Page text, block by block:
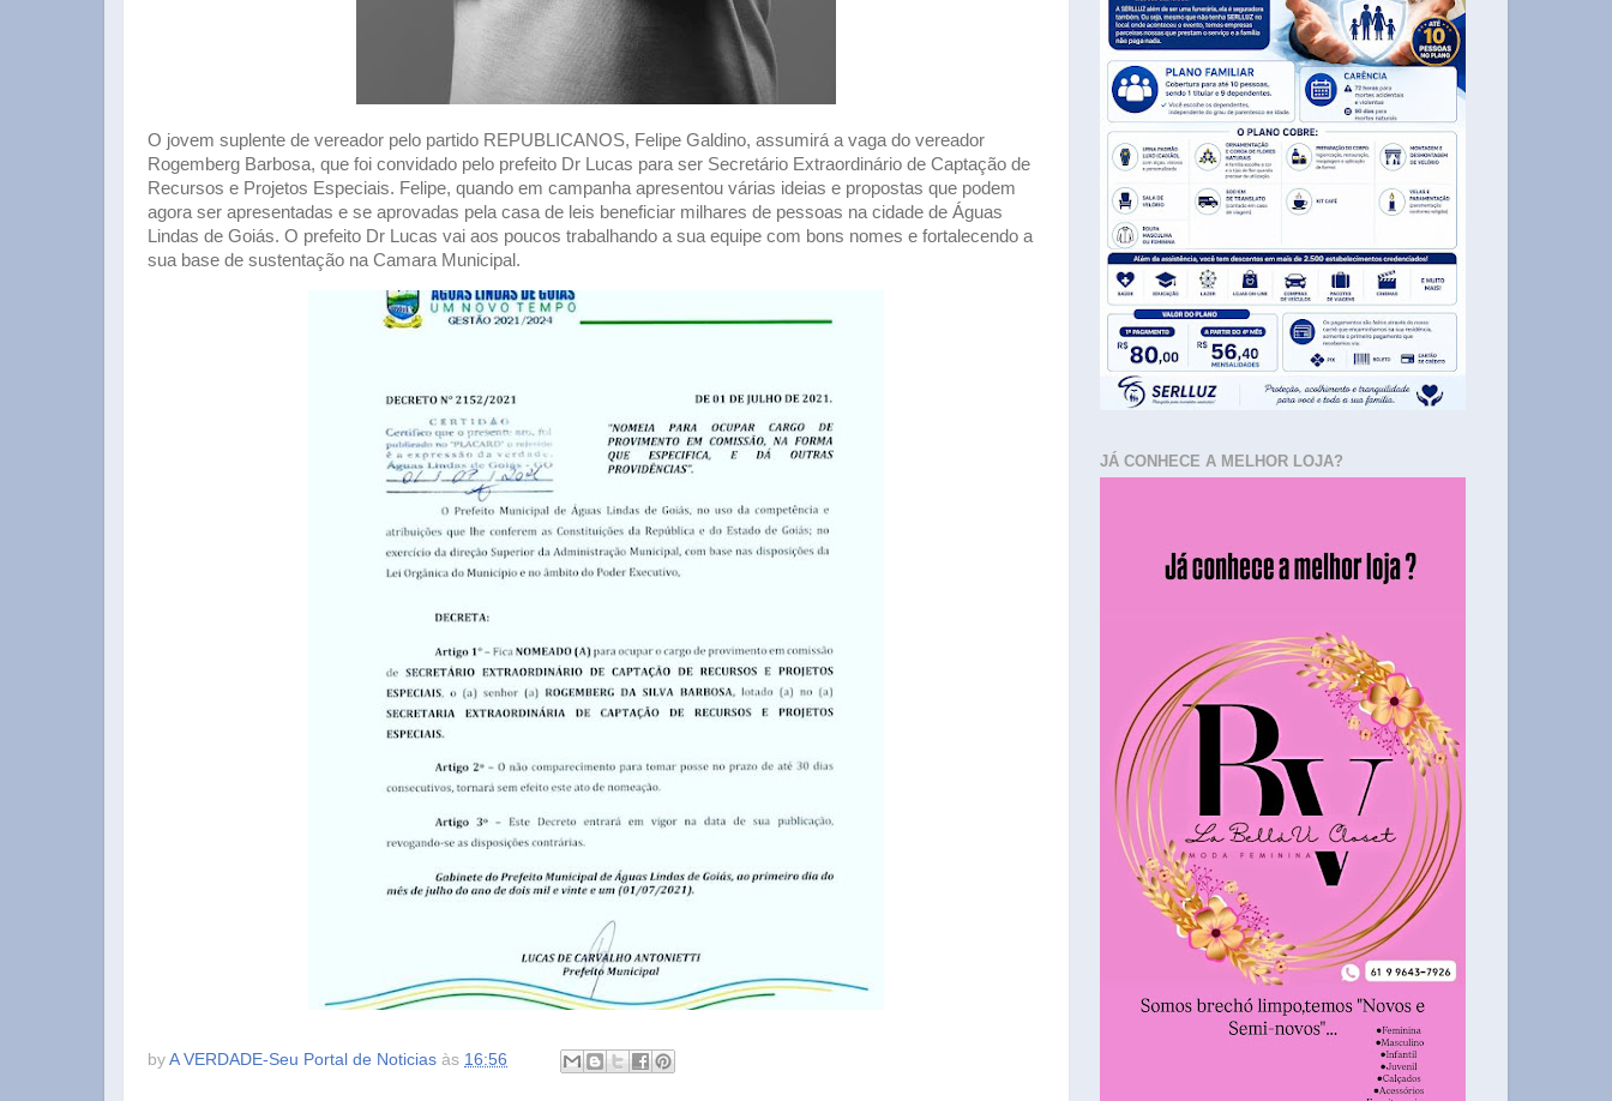
O jovem suplente de vereador pelo partido REPUBLICANOS, Felipe Galdino, assumirá a vaga do vereador
Rogemberg Barbosa, que foi convidado pelo prefeito Dr Lucas para ser Secretário Extraordinário de Captação de
Recursos e Projetos Especiais. Felipe, quando em campanha apresentou várias ideias e propostas que podem
agora ser apresentadas e se aprovadas pela casa de leis beneficiar milhares de pessoas na cidade de Águas
Lindas de Goiás. O prefeito Dr Lucas vai aos poucos trabalhando a sua equipe com bons nomes e fortalecendo a
sua base de sustentação na Camara Municipal.
by A VERDADE-Seu Portal de Noticias às 16:56
JÁ CONHECE A MELHOR LOJA?